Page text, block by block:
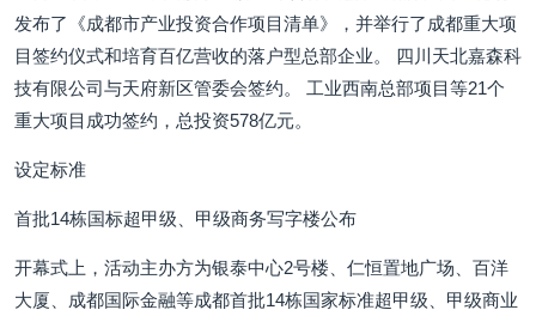
发布了《成都市产业投资合作项目清单》，并举行了成都重大项
目签约仪式和培育百亿营收的落户型总部企业。 四川天北嘉森科
技有限公司与天府新区管委会签约。 工业西南总部项目等21个
重大项目成功签约，总投资578亿元。
设定标准
首批14栋国标超甲级、甲级商务写字楼公布
开幕式上，活动主办方为银泰中心2号楼、仁恒置地广场、百洋
大厦、成都国际金融等成都首批14栋国家标准超甲级、甲级商业